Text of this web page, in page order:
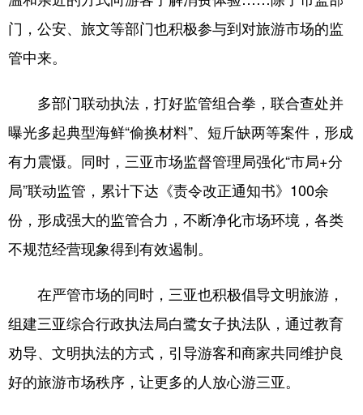
门，公安、旅文等部门也积极参与到对旅游市场的监
管中来。
多部门联动执法，打好监管组合拳，联合查处并
曝光多起典型海鲜“偷换材料”、短斤缺两等案件，形成
有力震慑。同时，三亚市场监督管理局强化“市局+分
局”联动监管，累计下达《责令改正通知书》100余
份，形成强大的监管合力，不断净化市场环境，各类
不规范经营现象得到有效遏制。
在严管市场的同时，三亚也积极倡导文明旅游，
组建三亚综合行政执法局白鹭女子执法队，通过教育
劝导、文明执法的方式，引导游客和商家共同维护良
好的旅游市场秩序，让更多的人放心游三亚。